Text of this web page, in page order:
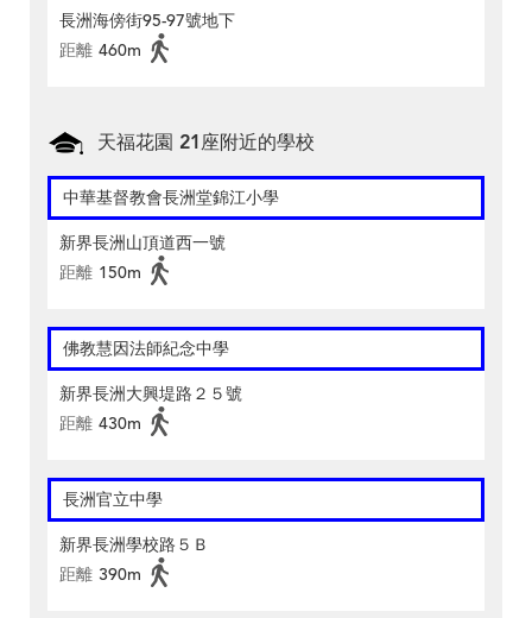
長洲海傍街95-97號地下
距離 460m
天福花園 21座附近的學校
中華基督教會長洲堂錦江小學
新界長洲山頂道西一號
距離 150m
佛教慧因法師紀念中學
新界長洲大興堤路２５號
距離 430m
長洲官立中學
新界長洲學校路５Ｂ
距離 390m